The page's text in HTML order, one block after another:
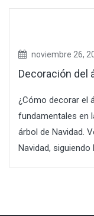
noviembre 26,
Decoración del
¿Cómo decorar el
fundamentales en
árbol de Navidad.
Navidad,